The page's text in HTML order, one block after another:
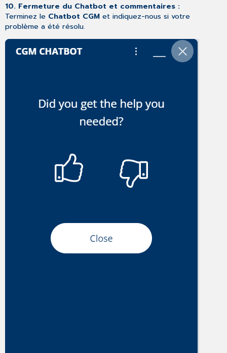
10. Fermeture du Chatbot et commentaires :
Terminez le Chatbot CGM et indiquez-nous si votre
problème a été résolu.